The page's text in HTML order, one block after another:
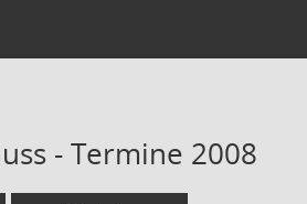
- Termine 2008